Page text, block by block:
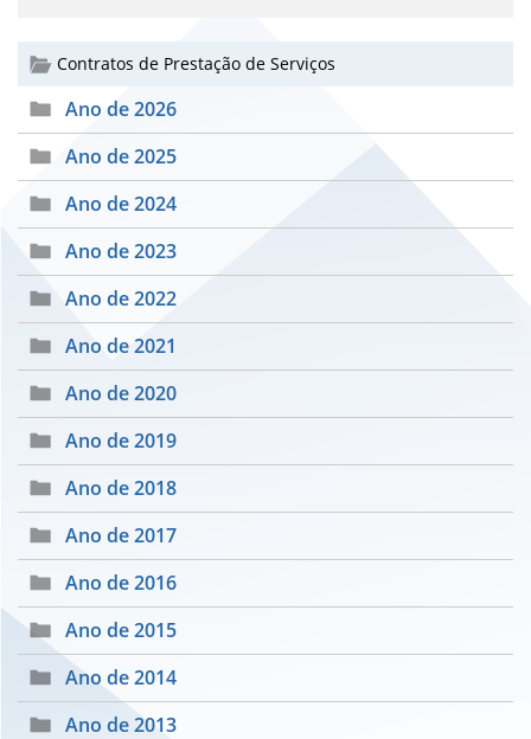
Contratos de Prestação de Serviços
Ano de 2026
Ano de 2025
Ano de 2024
Ano de 2023
Ano de 2022
Ano de 2021
Ano de 2020
Ano de 2019
Ano de 2018
Ano de 2017
Ano de 2016
Ano de 2015
Ano de 2014
Ano de 2013